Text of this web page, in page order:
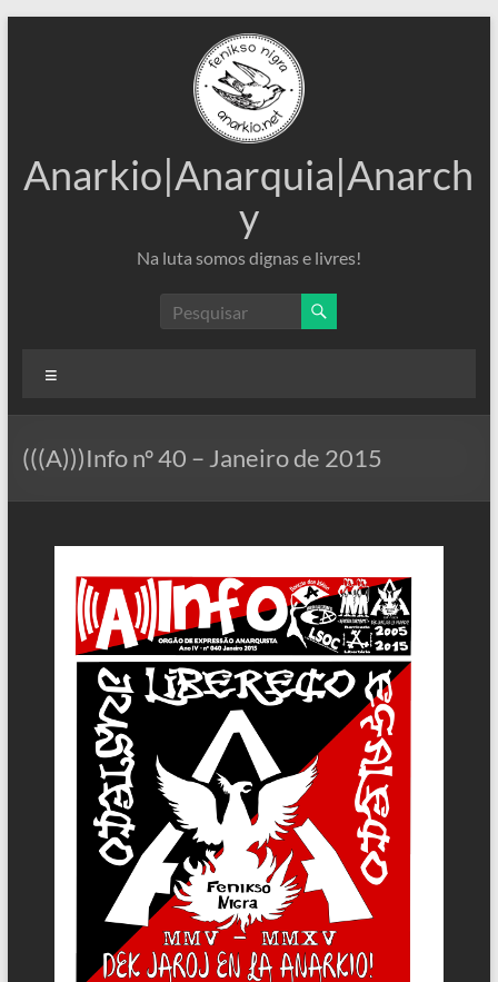
Anarkio|Anarquia|Anarch
y
Na luta somos dignas e livres!
(((A)))Info nº 40 – Janeiro de 2015